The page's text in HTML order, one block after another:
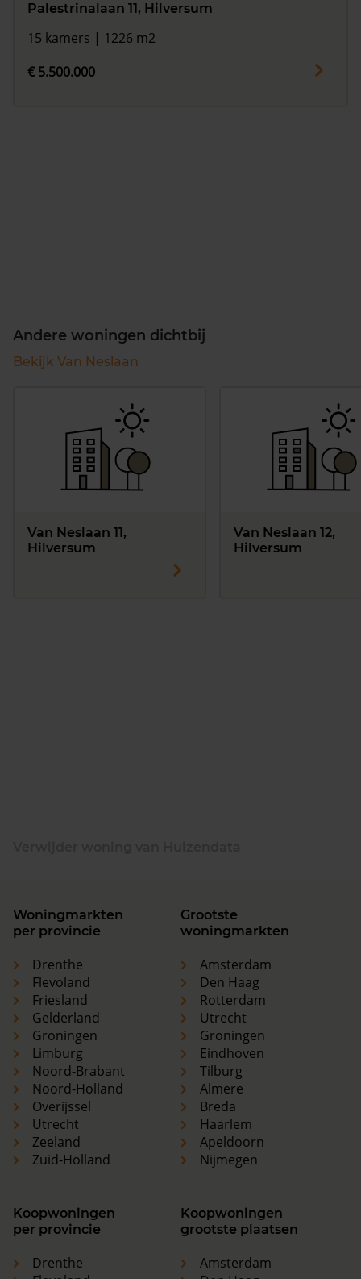
Palestrinalaan 11, Hilversum
15 kamers | 1226 m2
€ 5.500.000
Andere woningen dichtbij
Bekijk Van Neslaan
Van Neslaan 11,
Hilversum
Van Neslaan 12,
Hilversum
Woningmarkten
per provincie
Drenthe
Flevoland
Friesland
Gelderland
Groningen
Limburg
Noord-Brabant
Noord-Holland
Overijssel
Utrecht
Zeeland
Zuid-Holland
Grootste
woningmarkten
Amsterdam
Den Haag
Rotterdam
Utrecht
Groningen
Eindhoven
Tilburg
Almere
Breda
Haarlem
Apeldoorn
Nijmegen
Koopwoningen
per provincie
Drenthe
Koopwoningen
grootste plaatsen
Amsterdam